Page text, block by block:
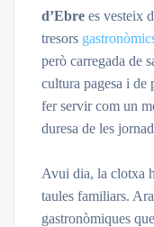
d’Ebre es vesteix
tresors
però carregada de
cultura pagesa i de
fer servir com un
duresa de les
Avui dia, la clotxa
taules familiars.
gastronòmiques